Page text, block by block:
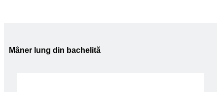
Mâner lung din bachelită